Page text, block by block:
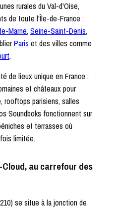
rurales du Val-d'Oise,
de toute l'Île-de-France :
Marne, Seine-Saint-Denis,
Paris et des villes comme
.
de lieux unique en France :
et châteaux pour
rooftops parisiens, salles
Soundboks fonctionnent sur
et terrasses où
limitée.
au carrefour des
se situe à la jonction de